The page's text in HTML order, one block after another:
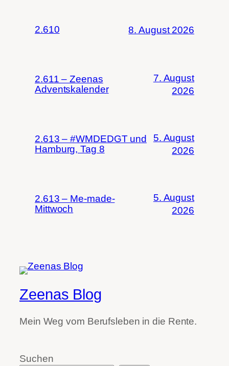
2.610 8. August 2026
2.611 – Zeenas
Adventskalender
7. August
2026
2.613 – #WMDEDGT und
Hamburg, Tag 8
5. August
2026
2.613 – Me-made-
Mittwoch
5. August
2026
Zeenas Blog
Mein Weg vom Berufsleben in die Rente.
Suchen